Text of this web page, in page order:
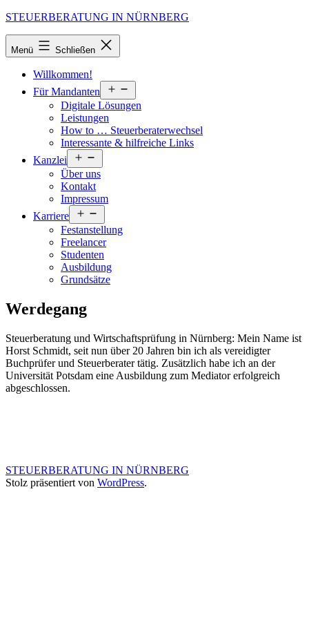
Zum
springen
STEUERBERATUNG IN NÜRNBERG
Menü Schließen
Willkommen!
Für Mandanten
öffnen
Digitale Lösungen
Leistungen
How to … Steuerberaterwechsel
Interessante & hilfreiche Links
Kanzlei
öffnen
Über uns
Kontakt
Impressum
Karriere
öffnen
Festanstellung
Freelancer
Studenten
Ausbildung
Grundsätze
Werdegang
Steuerberatung und Wirtschaftsprüfung in Nürnberg: Mein Name ist
Horst Schmidt, seit nun über 20 Jahren bin ich als vereidigter
Buchprüfer und Steuerberater tätig. Zusätzlich habe ich an der
Universität Potsdam eine Ausbildung zum Mediator erfolgreich
abgeschlossen.
STEUERBERATUNG IN NÜRNBERG
Stolz präsentiert von WordPress.